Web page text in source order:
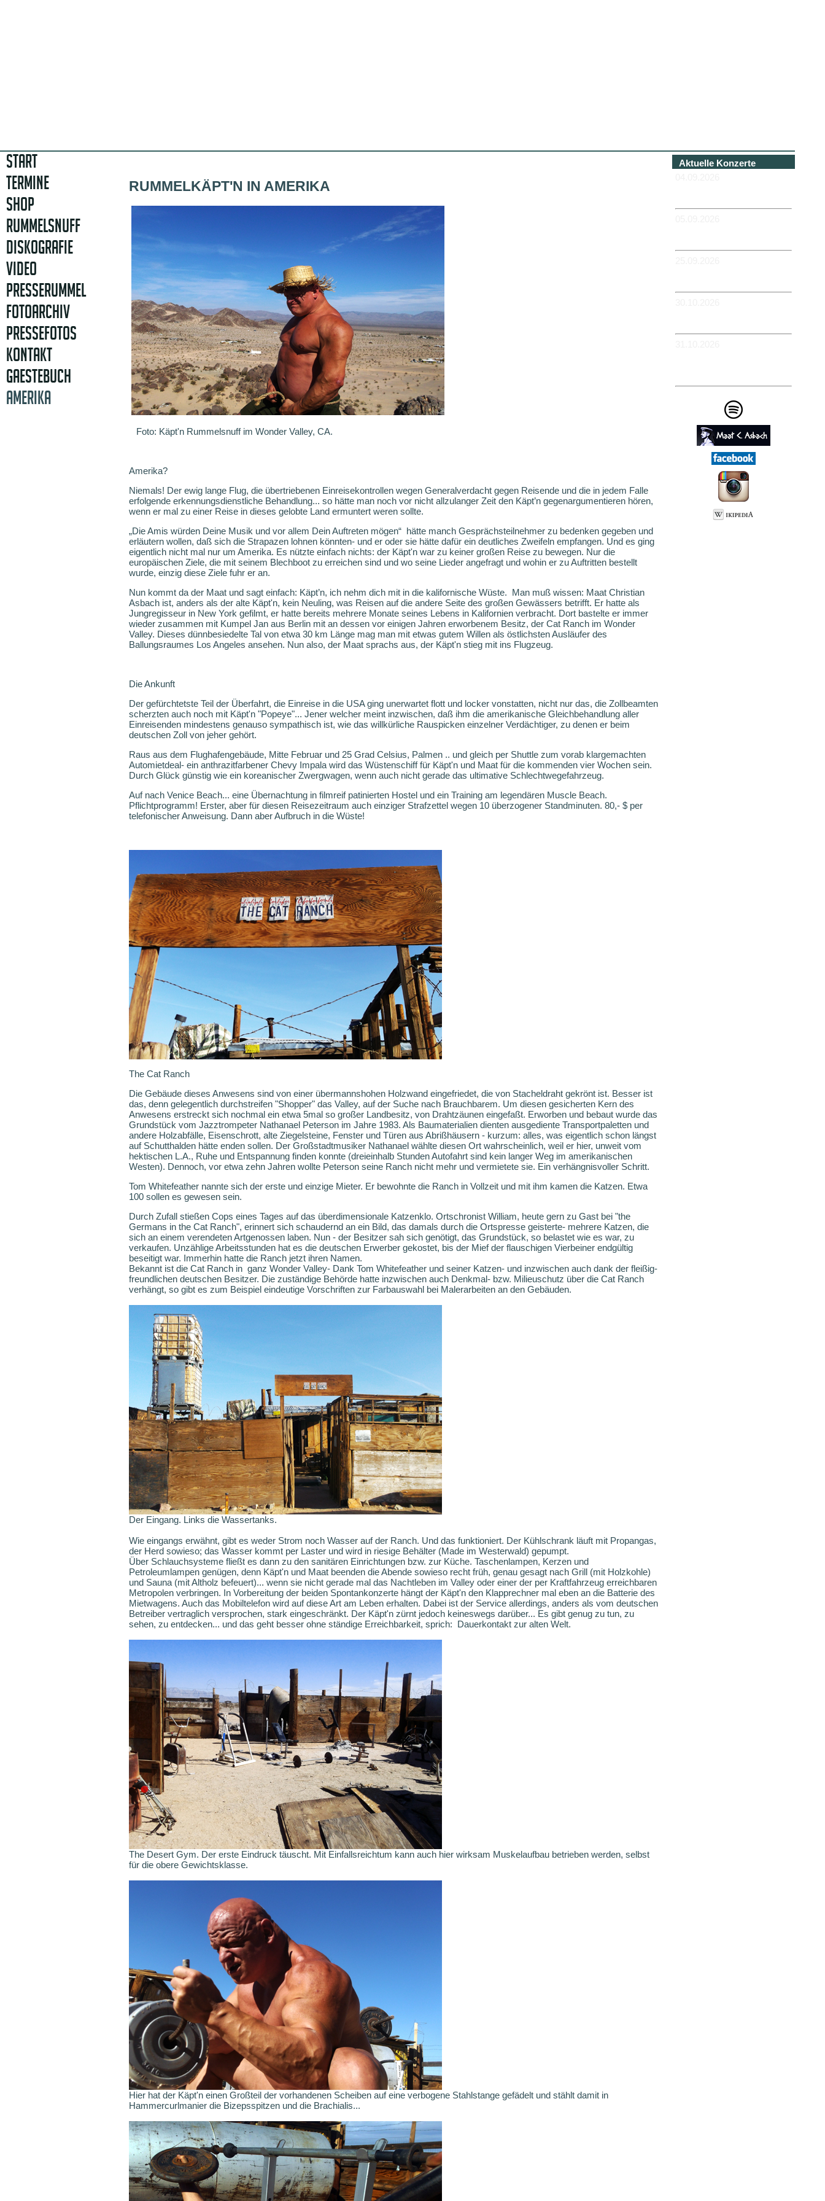
RUMMELKÄPT'N IN AMERIKA
Foto: Käpt'n Rummelsnuff im Wonder Valley, CA.
Amerika?
Niemals! Der ewig lange Flug, die übertriebenen Einreisekontrollen wegen Generalverdacht gegen Reisende und die in jedem Falle
erfolgende erkennungsdienstliche Behandlung... so hätte man noch vor nicht allzulanger Zeit den Käpt’n gegenargumentieren hören,
wenn er mal zu einer Reise in dieses gelobte Land ermuntert weren sollte.
„Die Amis würden Deine Musik und vor allem Dein Auftreten mögen“ hätte manch Gesprächsteilnehmer zu bedenken gegeben und
erläutern wollen, daß sich die Strapazen lohnen könnten- und er oder sie hätte dafür ein deutliches Zweifeln empfangen. Und es ging
eigentlich nicht mal nur um Amerika. Es nützte einfach nichts: der Käpt'n war zu keiner großen Reise zu bewegen. Nur die
europäischen Ziele, die mit seinem Blechboot zu erreichen sind und wo seine Lieder angefragt und wohin er zu Auftritten bestellt
wurde, einzig diese Ziele fuhr er an.
Nun kommt da der Maat und sagt einfach: Käpt’n, ich nehm dich mit in die kalifornische Wüste. Man muß wissen: Maat Christian
Asbach ist, anders als der alte Käpt'n, kein Neuling, was Reisen auf die andere Seite des großen Gewässers betrifft. Er hatte als
Jungregisseur in New York gefilmt, er hatte bereits mehrere Monate seines Lebens in Kalifornien verbracht. Dort bastelte er immer
wieder zusammen mit Kumpel Jan aus Berlin mit an dessen vor einigen Jahren erworbenem Besitz, der Cat Ranch im Wonder
Valley. Dieses dünnbesiedelte Tal von etwa 30 km Länge mag man mit etwas gutem Willen als östlichsten Ausläufer des
Ballungsraumes Los Angeles ansehen. Nun also, der Maat sprachs aus, der Käpt'n stieg mit ins Flugzeug.
Die Ankunft
Der gefürchtetste Teil der Überfahrt, die Einreise in die USA ging unerwartet flott und locker vonstatten, nicht nur das, die Zollbeamten
scherzten auch noch mit Käpt'n "Popeye"... Jener welcher meint inzwischen, daß ihm die amerikanische Gleichbehandlung aller
Einreisenden mindestens genauso sympathisch ist, wie das willkürliche Rauspicken einzelner Verdächtiger, zu denen er beim
deutschen Zoll von jeher gehört.
Raus aus dem Flughafengebäude, Mitte Februar und 25 Grad Celsius, Palmen .. und gleich per Shuttle zum vorab klargemachten
Automietdeal- ein anthrazitfarbener Chevy Impala wird das Wüstenschiff für Käpt'n und Maat für die kommenden vier Wochen sein.
Durch Glück günstig wie ein koreanischer Zwergwagen, wenn auch nicht gerade das ultimative Schlechtwegefahrzeug.
Auf nach Venice Beach... eine Übernachtung in filmreif patinierten Hostel und ein Training am legendären Muscle Beach.
Pflichtprogramm! Erster, aber für diesen Reisezeitraum auch einziger Strafzettel wegen 10 überzogener Standminuten. 80,- $ per
telefonischer Anweisung. Dann aber Aufbruch in die Wüste!
The Cat Ranch
Die Gebäude dieses Anwesens sind von einer übermannshohen Holzwand eingefriedet, die von Stacheldraht gekrönt ist. Besser ist
das, denn gelegentlich durchstreifen "Shopper" das Valley, auf der Suche nach Brauchbarem. Um diesen gesicherten Kern des
Anwesens erstreckt sich nochmal ein etwa 5mal so großer Landbesitz, von Drahtzäunen eingefaßt. Erworben und bebaut wurde das
Grundstück vom Jazztrompeter Nathanael Peterson im Jahre 1983. Als Baumaterialien dienten ausgediente Transportpaletten und
andere Holzabfälle, Eisenschrott, alte Ziegelsteine, Fenster und Türen aus Abrißhäusern - kurzum: alles, was eigentlich schon längst
auf Schutthalden hätte enden sollen. Der Großstadtmusiker Nathanael wählte diesen Ort wahrscheinlich, weil er hier, unweit vom
hektischen L.A., Ruhe und Entspannung finden konnte (dreieinhalb Stunden Autofahrt sind kein langer Weg im amerikanischen
Westen). Dennoch, vor etwa zehn Jahren wollte Peterson seine Ranch nicht mehr und vermietete sie. Ein verhängnisvoller Schritt.
Tom Whitefeather nannte sich der erste und einzige Mieter. Er bewohnte die Ranch in Vollzeit und mit ihm kamen die Katzen. Etwa
100 sollen es gewesen sein.
Durch Zufall stießen Cops eines Tages auf das überdimensionale Katzenklo. Ortschronist William, heute gern zu Gast bei "the
Germans in the Cat Ranch", erinnert sich schaudernd an ein Bild, das damals durch die Ortspresse geisterte- mehrere Katzen, die
sich an einem verendeten Artgenossen laben. Nun - der Besitzer sah sich genötigt, das Grundstück, so belastet wie es war, zu
verkaufen. Unzählige Arbeitsstunden hat es die deutschen Erwerber gekostet, bis der Mief der flauschigen Vierbeiner endgültig
beseitigt war. Immerhin hatte die Ranch jetzt ihren Namen.
Bekannt ist die Cat Ranch in ganz Wonder Valley- Dank Tom Whitefeather und seiner Katzen- und inzwischen auch dank der fleißig-
freundlichen deutschen Besitzer. Die zuständige Behörde hatte inzwischen auch Denkmal- bzw. Milieuschutz über die Cat Ranch
verhängt, so gibt es zum Beispiel eindeutige Vorschriften zur Farbauswahl bei Malerarbeiten an den Gebäuden.
Der Eingang. Links die Wassertanks.
Wie eingangs erwähnt, gibt es weder Strom noch Wasser auf der Ranch. Und das funktioniert. Der Kühlschrank läuft mit Propangas,
der Herd sowieso; das Wasser kommt per Laster und wird in riesige Behälter (Made im Westerwald) gepumpt.
Über Schlauchsysteme fließt es dann zu den sanitären Einrichtungen bzw. zur Küche. Taschenlampen, Kerzen und
Petroleumlampen genügen, denn Käpt'n und Maat beenden die Abende sowieso recht früh, genau gesagt nach Grill (mit Holzkohle)
und Sauna (mit Altholz befeuert)... wenn sie nicht gerade mal das Nachtleben im Valley oder einer der per Kraftfahrzeug erreichbaren
Metropolen verbringen. In Vorbereitung der beiden Spontankonzerte hängt der Käpt'n den Klapprechner mal eben an die Batterie des
Mietwagens. Auch das Mobiltelefon wird auf diese Art am Leben erhalten. Dabei ist der Service allerdings, anders als vom deutschen
Betreiber vertraglich versprochen, stark eingeschränkt. Der Käpt'n zürnt jedoch keineswegs darüber... Es gibt genug zu tun, zu
sehen, zu entdecken... und das geht besser ohne ständige Erreichbarkeit, sprich: Dauerkontakt zur alten Welt.
The Desert Gym. Der erste Eindruck täuscht. Mit Einfallsreichtum kann auch hier wirksam Muskelaufbau betrieben werden, selbst
für die obere Gewichtsklasse.
Hier hat der Käpt'n einen Großteil der vorhandenen Scheiben auf eine verbogene Stahlstange gefädelt und stählt damit in
Hammercurlmanier die Bizepsspitzen und die Brachialis...
START
TERMINE
SHOP
RUMMELSNUFF
DISKOGRAFIE
VIDEO
PRESSERUMMEL
FOTOARCHIV
PRESSEFOTOS
KONTAKT
GAESTEBUCH
AMERIKA
Aktuelle Konzerte